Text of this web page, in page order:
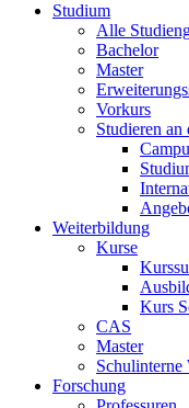
Studium
Alle
Bachelor
Master
Vorkurs
Studieren an
Weiterbildung
Kurse
Kurs
CAS
Master
Schulinterne
Forschung